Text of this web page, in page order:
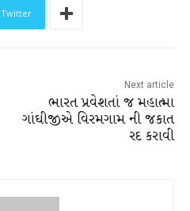
Twitter
Next article
ભારત પ્રવેશતાં જ મહાત્મા
ગાંઘીજીએ વિરમગામ ની જકાત
રદ કરાવી